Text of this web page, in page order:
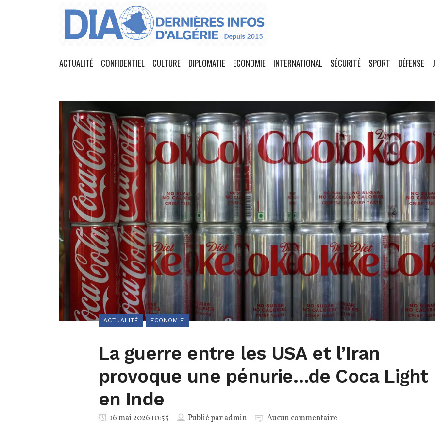
ACTUALITÉ CONFIDENTIEL CULTURE DIPLOMATIE ECONOMIE INTERNATIONAL SÉCURITÉ SPORT DÉFENSE
ACTUALITÉ ECONOMIE
La guerre entre les USA et l’Iran
provoque une pénurie…de Coca Light
en Inde
16 mai 2026 10:55 Publié paradmin Aucun commentaire